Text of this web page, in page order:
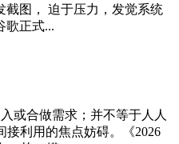
截图， 迫于压力，发觉系统
歌正式...
或合做需求；并不等于人人
利用的焦点妨碍。《2026